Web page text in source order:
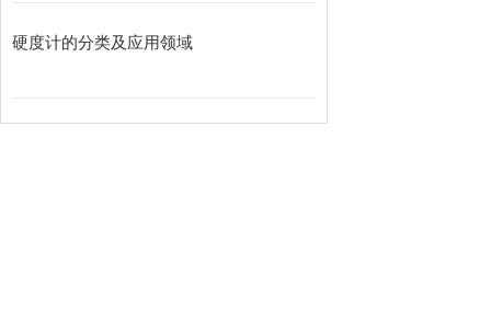
硬度计的分类及应用领域